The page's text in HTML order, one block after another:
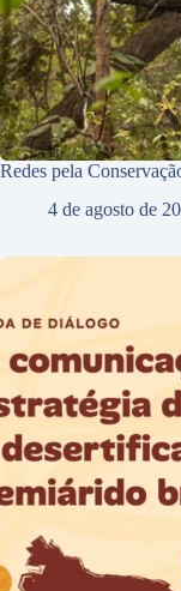
Redes pela
4 de agosto de